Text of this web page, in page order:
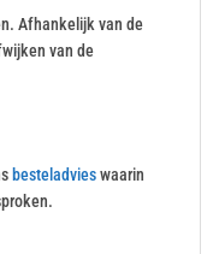
Afhankelijk van de
van de
besteladvieswaarin